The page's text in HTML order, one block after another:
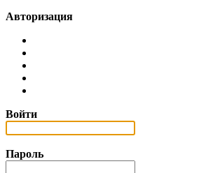
Авторизация
Войти
Пароль